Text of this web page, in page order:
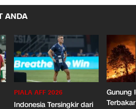
ANDA
PIALA AFF 2026
Indonesia Tersingkir dari
Gunung
Terbakar